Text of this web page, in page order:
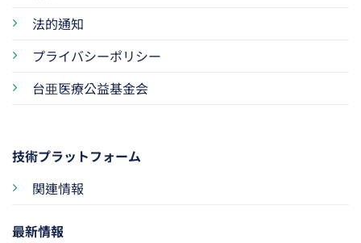
法的通知
プライバシーポリシー
台亜医療公益基金会
技術プラットフォーム
関連情報
最新情報